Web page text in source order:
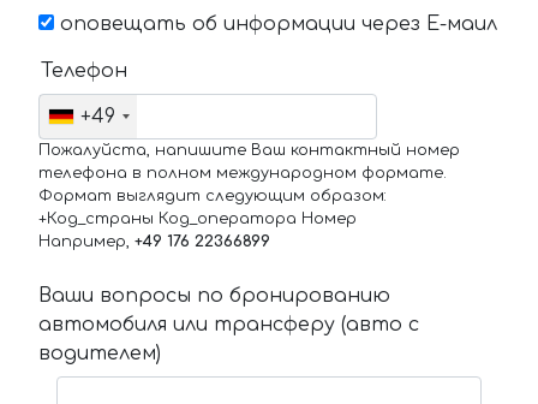
оповещать об информации через Е-маил
Телефон
+49
Пожалуйста, напишите Ваш контактный номер
телефона в полном международном формате.
Формат выглядит следующим образом:
+Код_страны Код_оператора Номер
Например, +49 176 22366899
Ваши вопросы по бронированию
автомобиля или трансферу (авто с
водителем)